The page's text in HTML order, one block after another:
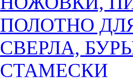
ПОЛОТНО
СВЕРЛА,
СТАМЕСКИ